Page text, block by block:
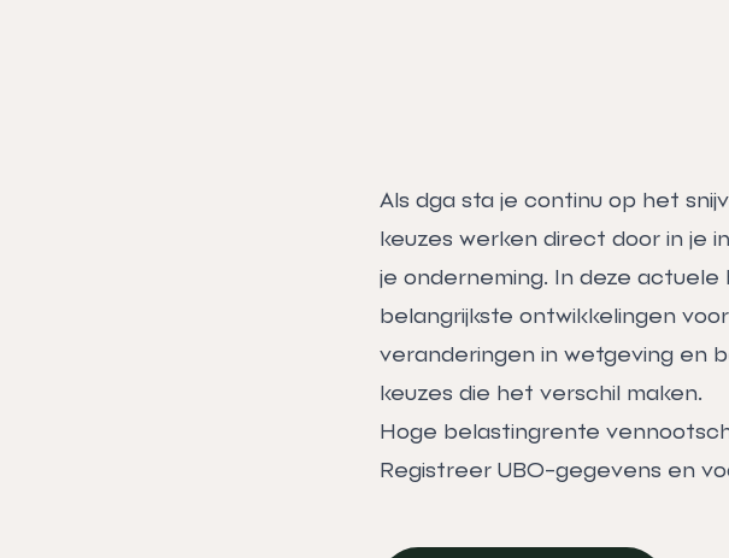
Als dga sta je continu op het
keuzes werken direct door in je
je onderneming. In deze
belangrijkste ontwikkelingen
veranderingen in wetgeving en
keuzes die het verschil maken.
Hoge belastingrente
Registreer UBO-gegevens en